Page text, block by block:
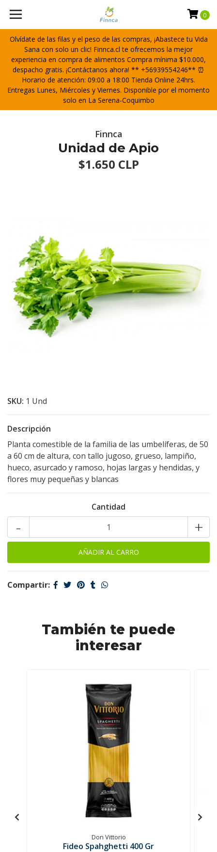
Olvídate de las filas y el peso de las compras, ¡Abastece tu Vida
Sana con solo un clic! Finnca.cl te ofrecemos la mejor
experiencia en compra de alimentos Compra mínima $10.000,
despacho gratis. ¡Contáctanos ahora! ** +56939554246** ⏰
Horario de atención: 09:00 a 18:00 Tienda Online 24hrs.
Entregas Lunes, Miércoles y Viernes. Disponible por el momento
solo en La Serena-Coquimbo
0
Finnca
Unidad de Apio
$1.650 CLP
SKU: 1 Und
Descripción
Planta comestible de la familia de las umbelíferas, de 50
a 60 cm de altura, con tallo jugoso, grueso, lampiño,
hueco, asurcado y ramoso, hojas largas y hendidas, y
flores muy pequeñas y blancas
Cantidad
+
-
Compartir:
También te puede
interesar
Don Vittorio
Fideo Spahghetti 400 Gr